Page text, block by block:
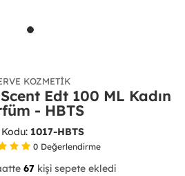
KOZMETIK
Edt 100 ML Kadın
- HBTS
1017-HBTS
0 Değerlendirme
38 67 kişi sepete ekledi
17